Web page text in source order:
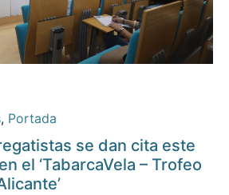
, Portada
se dan cita este
el ‘TabarcaVela – Trofeo